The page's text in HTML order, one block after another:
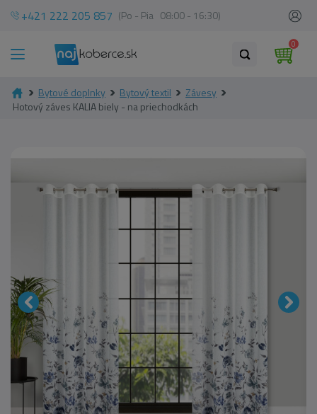
+421 222 205 857 (Po - Pia 08:00 - 16:30)
0
Bytové doplnky Bytový textil
Závesy
Hotový záves KALIA biely - na priechodkách